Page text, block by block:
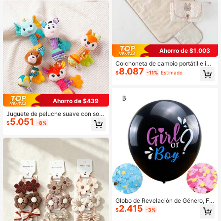
queños y niñas
Ahorro de $439
Juguete de peluche suave con son
ajero, sonajero de animal de peluch
e, sonajero adecuado para bebés d
$5.051 -8%
Ahorro de $1.003
Colchoneta de cambio portátil e im
permeable para bebé – Colchoneta
de cuidado plegable para viajes (Ta
$8.087 -11% Estimado
Globo de Revelación de Género, Fie
sta de Revelación de Género, 2 pie
zas de Confeti de Revelación de Gé
$2.415 -3%